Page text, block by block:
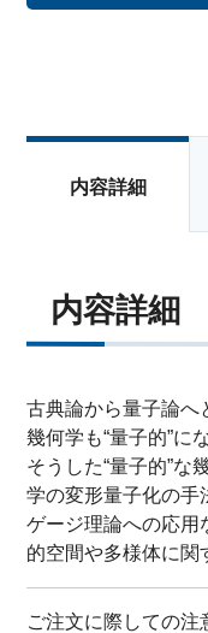
内容詳細
内容詳細
古典論から量子論へ
幾何学も“量子的”に
そうした“量子的”な
学の変形量子化の手
ゲージ理論への応用
的空間や多様体に関
ご注文に際しての注